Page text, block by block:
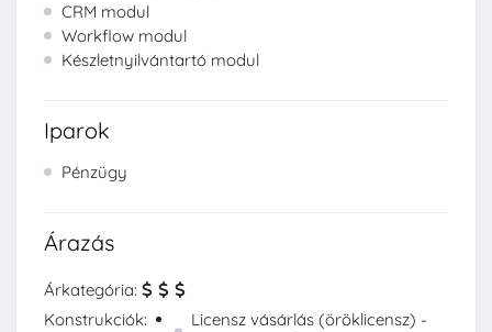
CRM modul
Workflow modul
Készletnyilvántartó modul
Iparok
Pénzügy
Árazás
Árkategória:
Konstrukciók:
Licensz vásárlás (öröklicensz) -